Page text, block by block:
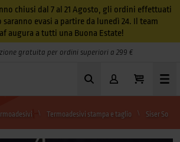
chiusi dal 7 al 21 Agosto, gli ordini effettuati
evasi a partire da lunedì 24. Il team
augura a tutti una Buona Estate!
gratuita per ordini superiori a 299 €
Termoadesivi stampa e taglio Siser Soft Print Color